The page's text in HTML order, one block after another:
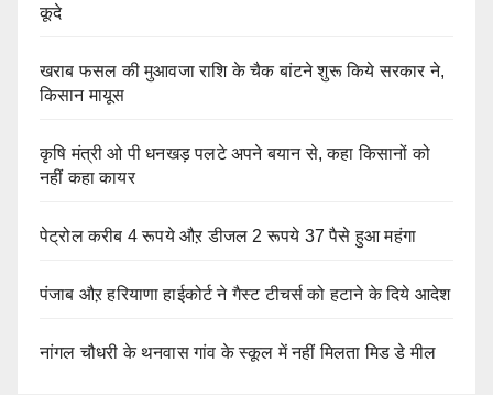
कूदे
खराब फसल की मुआवजा राशि के चैक बांटने शुरू किये सरकार ने,
किसान मायूस
कृषि मंत्री ओ पी धनखड़ पलटे अपने बयान से, कहा किसानों को
नहीं कहा कायर
पेट्रोल करीब 4 रूपये औऱ डीजल 2 रूपये 37 पैसे हुआ महंगा
पंजाब औऱ हरियाणा हाईकोर्ट ने गैस्ट टीचर्स को हटाने के दिये आदेश
नांगल चौधरी के थनवास गांव के स्कूल में नहीं मिलता मिड डे मील